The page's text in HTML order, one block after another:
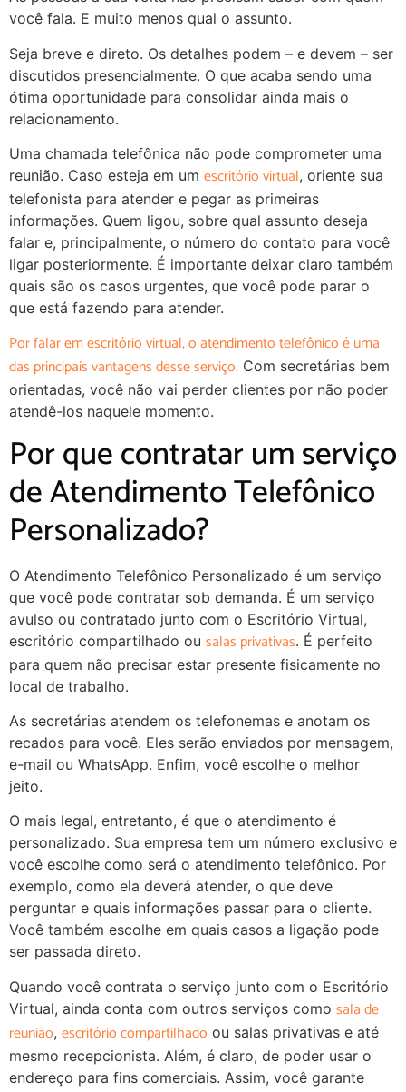
você fala. E muito menos qual o assunto.
Seja breve e direto. Os detalhes podem – e devem – ser
discutidos presencialmente. O que acaba sendo uma
ótima oportunidade para consolidar ainda mais o
relacionamento.
Uma chamada telefônica não pode comprometer uma
reunião. Caso esteja em um escritório virtual, oriente sua
telefonista para atender e pegar as primeiras
informações. Quem ligou, sobre qual assunto deseja
falar e, principalmente, o número do contato para você
ligar posteriormente. É importante deixar claro também
quais são os casos urgentes, que você pode parar o
que está fazendo para atender.
Por falar em escritório virtual, o atendimento telefônico é uma
das principais vantagens desse serviço. Com secretárias bem
orientadas, você não vai perder clientes por não poder
atendê-los naquele momento.
Por que contratar um serviço
de Atendimento Telefônico
Personalizado?
O Atendimento Telefônico Personalizado é um serviço
que você pode contratar sob demanda. É um serviço
avulso ou contratado junto com o Escritório Virtual,
escritório compartilhado ou salas privativas. É perfeito
para quem não precisar estar presente fisicamente no
local de trabalho.
As secretárias atendem os telefonemas e anotam os
recados para você. Eles serão enviados por mensagem,
e-mail ou WhatsApp. Enfim, você escolhe o melhor
jeito.
O mais legal, entretanto, é que o atendimento é
personalizado. Sua empresa tem um número exclusivo e
você escolhe como será o atendimento telefônico. Por
exemplo, como ela deverá atender, o que deve
perguntar e quais informações passar para o cliente.
Você também escolhe em quais casos a ligação pode
ser passada direto.
Quando você contrata o serviço junto com o Escritório
Virtual, ainda conta com outros serviços como sala de
reunião, escritório compartilhado ou salas privativas e até
mesmo recepcionista. Além, é claro, de poder usar o
endereço para fins comerciais. Assim, você garante